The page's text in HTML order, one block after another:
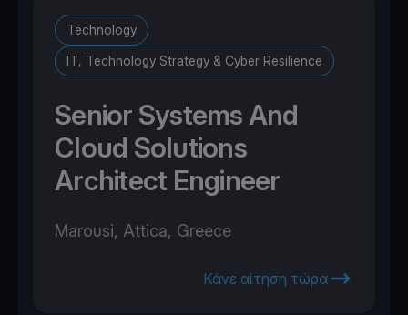
Technology
IT, Technology Strategy & Cyber Resilience
Senior Systems And
Cloud Solutions
Architect Engineer
Marousi, Attica, Greece
Κάνε αίτηση τώρα